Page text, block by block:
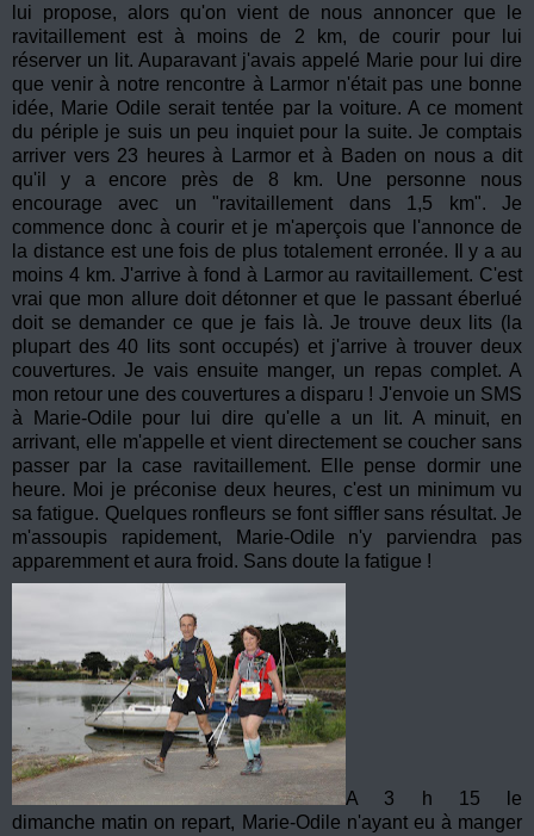
lui propose, alors qu'on vient de nous annoncer que le
ravitaillement est à moins de 2 km, de courir pour lui
réserver un lit. Auparavant j'avais appelé Marie pour lui dire
que venir à notre rencontre à Larmor n'était pas une bonne
idée, Marie Odile serait tentée par la voiture. A ce moment
du périple je suis un peu inquiet pour la suite. Je comptais
arriver vers 23 heures à Larmor et à Baden on nous a dit
qu'il y a encore près de 8 km. Une personne nous
encourage avec un "ravitaillement dans 1,5 km". Je
commence donc à courir et je m'aperçois que l'annonce de
la distance est une fois de plus totalement erronée. Il y a au
moins 4 km. J'arrive à fond à Larmor au ravitaillement. C'est
vrai que mon allure doit détonner et que le passant éberlué
doit se demander ce que je fais là. Je trouve deux lits (la
plupart des 40 lits sont occupés) et j'arrive à trouver deux
couvertures. Je vais ensuite manger, un repas complet. A
mon retour une des couvertures a disparu ! J'envoie un SMS
à Marie-Odile pour lui dire qu'elle a un lit. A minuit, en
arrivant, elle m'appelle et vient directement se coucher sans
passer par la case ravitaillement. Elle pense dormir une
heure. Moi je préconise deux heures, c'est un minimum vu
sa fatigue. Quelques ronfleurs se font siffler sans résultat. Je
m'assoupis rapidement, Marie-Odile n'y parviendra pas
apparemment et aura froid. Sans doute la fatigue !
A 3 h 15 le
dimanche matin on repart, Marie-Odile n'ayant eu à manger